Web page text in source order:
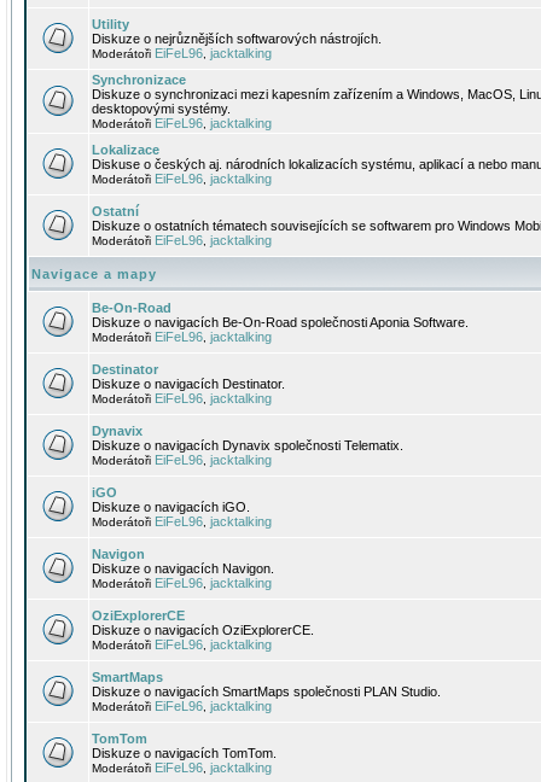
Utility
Diskuze o nejrůznějších softwarových nástrojích.
Moderátoři EiFeL96 jacktalking
Synchronizace
Diskuze o synchronizaci mezi kapesním zařízením a Windows, MacOS,
desktopovými systémy.
Moderátoři EiFeL96 jacktalking
Lokalizace
Diskuse o českých aj. národních lokalizacích systému, aplikací a nebo
Moderátoři EiFeL96 jacktalking
Ostatní
Diskuze o ostatních tématech souvisejících se softwarem pro Windows
Moderátoři EiFeL96 jacktalking
Navigace a mapy
Be-On-Road
Diskuze o navigacích Be-On-Road společnosti Aponia Software.
Moderátoři EiFeL96 jacktalking
Destinator
Diskuze o navigacích Destinator.
Moderátoři EiFeL96 jacktalking
Dynavix
Diskuze o navigacích Dynavix společnosti Telematix.
Moderátoři EiFeL96 jacktalking
iGO
Diskuze o navigacích iGO.
Moderátoři EiFeL96 jacktalking
Navigon
Diskuze o navigacích Navigon.
Moderátoři EiFeL96 jacktalking
OziExplorerCE
Diskuze o navigacích OziExplorerCE.
Moderátoři EiFeL96 jacktalking
SmartMaps
Diskuze o navigacích SmartMaps společnosti PLAN Studio.
Moderátoři EiFeL96 jacktalking
TomTom
Diskuze o navigacích TomTom.
Moderátoři EiFeL96 jacktalking